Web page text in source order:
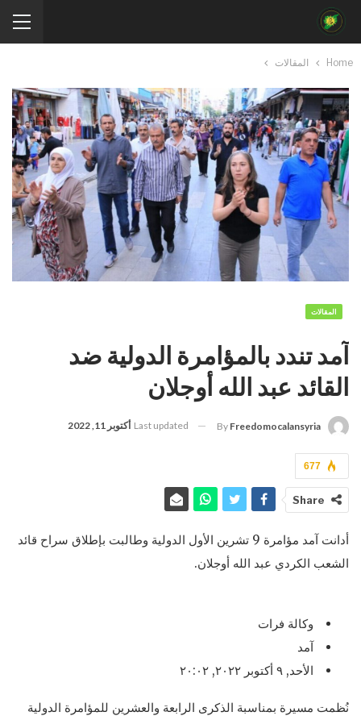
Home المقالات
المقالات
آمد تندد بالمؤامرة الدولية ضد
القائد عبد الله أوجلان
By Freedomocalansyria
Last updated أكتوبر 11, 2022
677
Share
أدانت آمد مؤامرة 9 تشرين الأول الدولية وطالبت بإطلاق سراح قائد
الشعب الكردي عبد الله أوجلان.
وكالة فرات
آمد
الأحد, ٩ أكتوبر ٢٠٢٢, ٢٠:٠٢
نُظمت مسيرة بمناسبة الذكرى الرابعة والعشرين للمؤامرة الدولية